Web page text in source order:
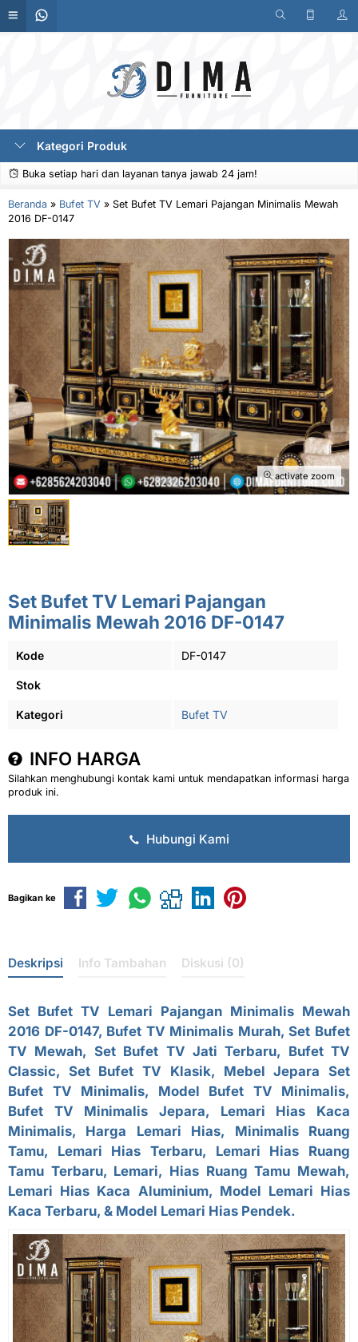
Kategori Produk
Buka setiap hari dan layanan tanya jawab 24 jam!
Beranda » Bufet TV » Set Bufet TV Lemari Pajangan Minimalis Mewah
2016 DF-0147
activate zoom
Set Bufet TV Lemari Pajangan
Minimalis Mewah 2016 DF-0147
Kode DF-0147
Stok
Kategori Bufet TV
INFO HARGA
Silahkan menghubungi kontak kami untuk mendapatkan informasi harga
produk ini.
Hubungi Kami
Bagikan ke
Deskripsi Info Tambahan Diskusi (0)
Set Bufet TV Lemari Pajangan Minimalis Mewah
2016 DF-0147, Bufet TV Minimalis Murah, Set Bufet
TV Mewah, Set Bufet TV Jati Terbaru, Bufet TV
Classic, Set Bufet TV Klasik, Mebel Jepara Set
Bufet TV Minimalis, Model Bufet TV Minimalis,
Bufet TV Minimalis Jepara, Lemari Hias Kaca
Minimalis, Harga Lemari Hias, Minimalis Ruang
Tamu, Lemari Hias Terbaru, Lemari Hias Ruang
Tamu Terbaru, Lemari, Hias Ruang Tamu Mewah,
Lemari Hias Kaca Aluminium, Model Lemari Hias
Kaca Terbaru, & Model Lemari Hias Pendek.